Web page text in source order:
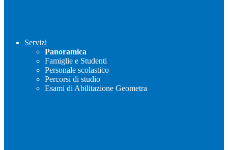
Servizi
Panoramica
Famiglie e Studenti
Personale scolastico
Percorsi di studio
Esami di Abilitazione Geometra